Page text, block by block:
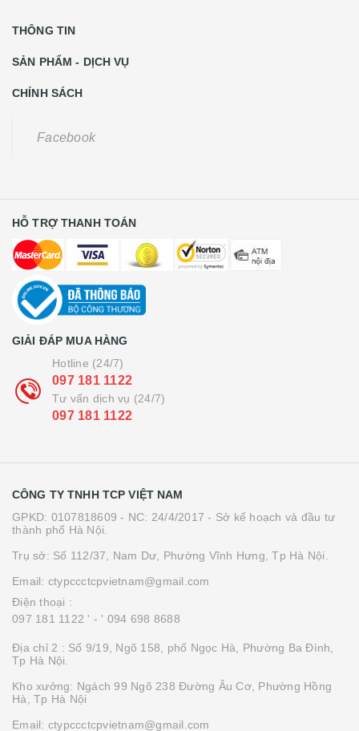
THÔNG TIN
SẢN PHẨM - DỊCH VỤ
CHÍNH SÁCH
Facebook
HỖ TRỢ THANH TOÁN
GIẢI ĐÁP MUA HÀNG
Hotline (24/7)
097 181 1122
Tư vấn dịch vụ (24/7)
097 181 1122
CÔNG TY TNHH TCP VIỆT NAM
GPKD: 0107818609 - NC: 24/4/2017 - Sở kế hoạch và đầu tư
thành phố Hà Nội.
Trụ sở: Số 112/37, Nam Dư, Phường Vĩnh Hưng, Tp Hà Nội.
Email: ctypccctcpvietnam@gmail.com
Điện thoại :
097 181 1122 ' - ' 094 698 8688
Địa chỉ 2 : Số 9/19, Ngõ 158, phố Ngọc Hà, Phường Ba Đình,
Tp Hà Nội.
Kho xưởng: Ngách 99 Ngõ 238 Đường Âu Cơ, Phường Hồng
Hà, Tp Hà Nội
Email: ctypccctcpvietnam@gmail.com